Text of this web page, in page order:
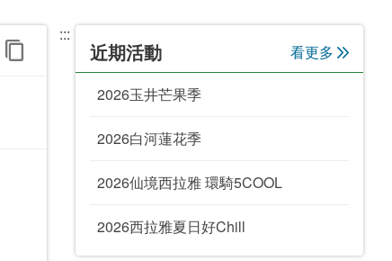
:::
近期活動 看更多
2026玉井芒果季
2026白河蓮花季
2026仙境西拉雅 環騎5COOL
2026西拉雅夏日好Chill